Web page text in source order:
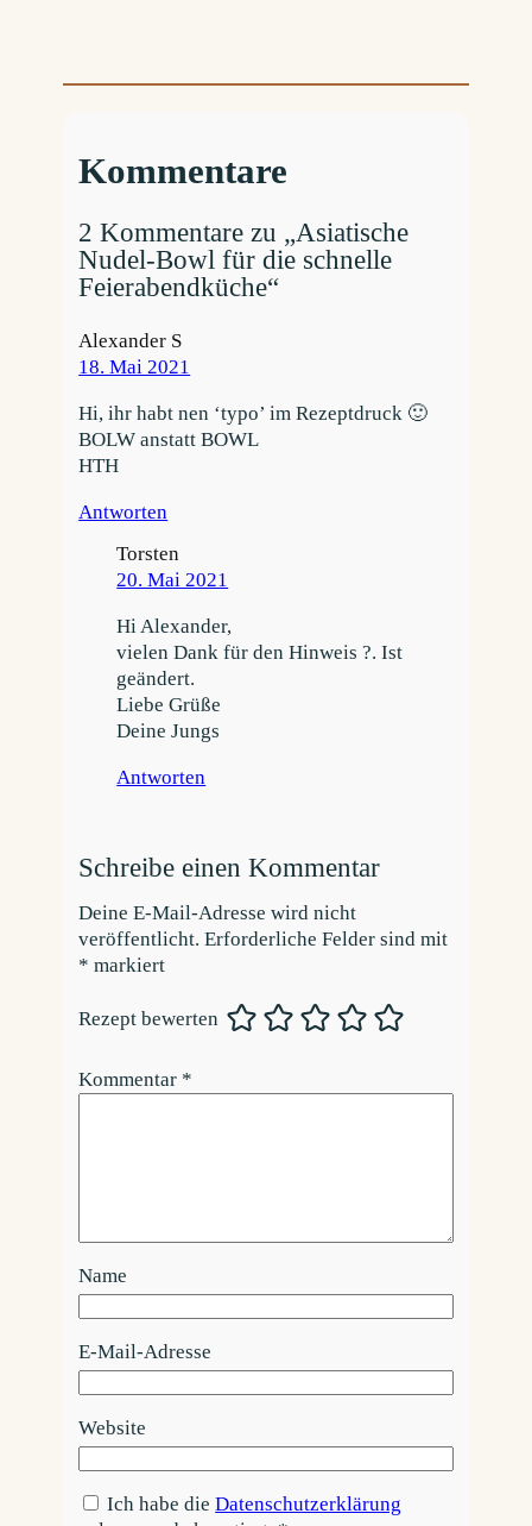
Kommentare
2 Kommentare zu „Asiatische
Nudel-Bowl für die schnelle
Feierabendküche“
Alexander S
18. Mai 2021
Hi, ihr habt nen ‘typo’ im Rezeptdruck 🙂
BOLW anstatt BOWL
HTH
Antworten
Torsten
20. Mai 2021
Hi Alexander,
vielen Dank für den Hinweis ?. Ist
geändert.
Liebe Grüße
Deine Jungs
Antworten
Schreibe einen Kommentar
Deine E-Mail-Adresse wird nicht
veröffentlicht. Erforderliche Felder sind mit
* markiert
Rezept bewerten
Kommentar *
Name
E-Mail-Adresse
Website
Ich habe dieDatenschutzerklärung